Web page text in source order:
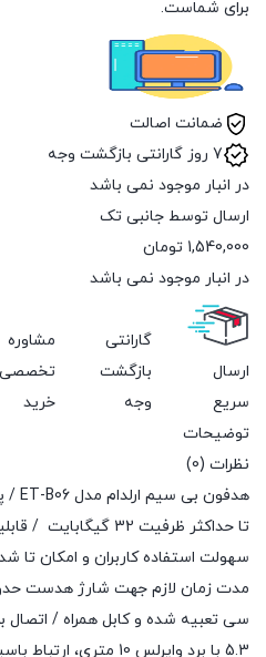
برای شماست.
ضمانت اصالت
7 روز گارانتی بازگشت وجه
در انبار موجود نمی باشد
ارسال توسط جانبی تک
1,540,000 تومان
در انبار موجود نمی باشد
ارسال
سریع
گارانتی
بازگشت
وجه
مشاوره
تخصصی
خرید
توضیحات
نظرات (0)
تا حداکثر ظرفیت 32
سهولت استفاده کاربران و امکان
سی تعبیه شده و کابل همراه /